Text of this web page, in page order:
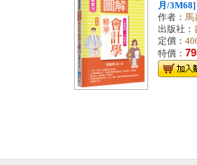
月/3M68]
作者： 馬
出版社：
定價：
特價： 79